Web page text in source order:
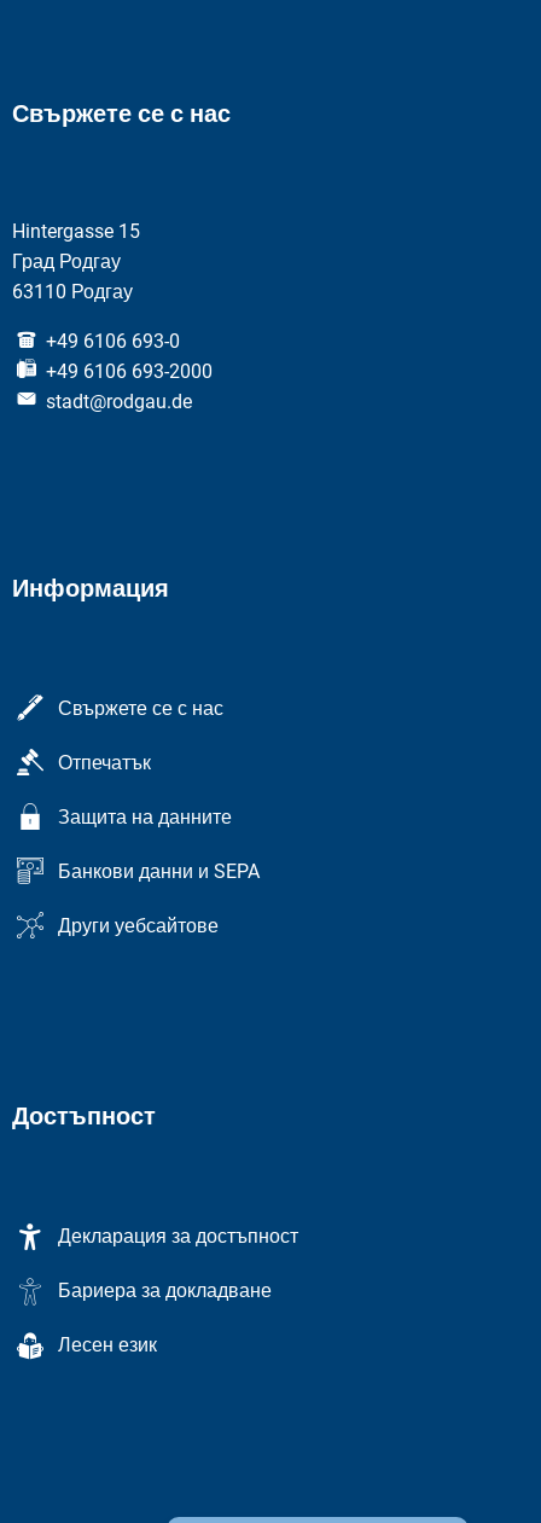
Свържете се с нас
Hintergasse 15
Град Родгау
63110 Родгау
+49 6106 693-0
+49 6106 693-2000
stadt@rodgau.de
Информация
Свържете се с нас
Отпечатък
Защита на данните
Банкови данни и SEPA
Други уебсайтове
Достъпност
Декларация за достъпност
Бариера за докладване
Лесен език